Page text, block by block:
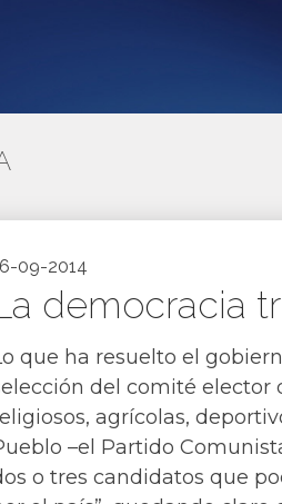
09-2014
democracia
que ha resuelto el
del comité elector
agrícolas,
–el Partido
o tres candidatos que